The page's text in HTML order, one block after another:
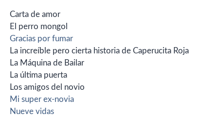
Carta de amor
El perro mongol
Gracias por fumar
La increíble pero cierta historia de Caperucita Roja
La Máquina de Bailar
La última puerta
Los amigos del novio
Mi super ex-novia
Nueve vidas